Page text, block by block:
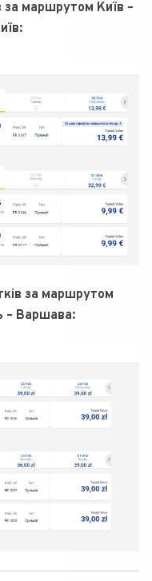
маршрутом Київ –
за маршрутом
– Варшава: